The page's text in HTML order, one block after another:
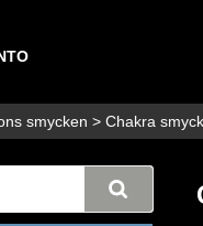
smycken > Chakra